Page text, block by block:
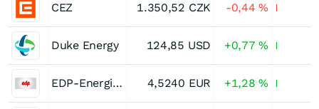
CEZ 1.350,52 CZK -0,44%
Duke Energy 124,85 USD +0,77%
EDP-Energias de Portugal 4,5240 EUR +1,28%